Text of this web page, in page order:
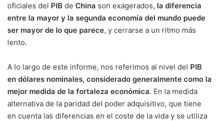
oficiales del PIB de China son exagerados, la diferencia
entre la mayor y la segunda economía del mundo puede
ser mayor de lo que parece, y cerrarse a un ritmo más
lento.
A lo largo de este informe, nos referimos al nivel del PIB
en dólares nominales, considerado generalmente como la
mejor medida de la fortaleza económica. En la medida
alternativa de la paridad del poder adquisitivo, que tiene
en cuenta las diferencias en el coste de la vida y se utiliza